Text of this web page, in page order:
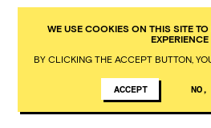
WE USE COOKIES ON THIS SITE
EXPERIENCE
BY CLICKING THE ACCEPT BUTTON,
ACCEPT NO,